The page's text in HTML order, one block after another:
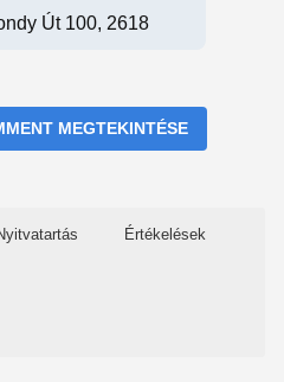
Út 100, 2618
MEGTEKINTÉSE
Értékelések